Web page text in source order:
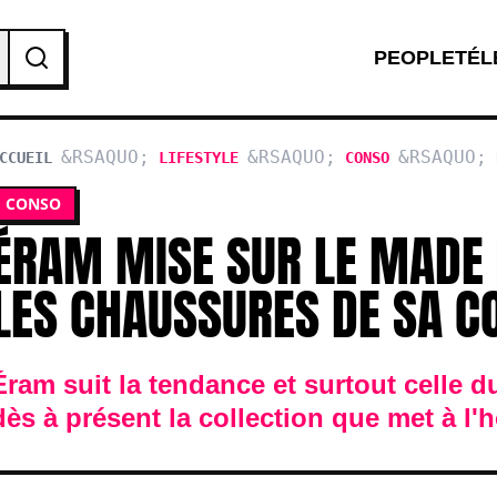
PEOPLE
LIFESTYLE CONSO
LES
CONSO
MISE SUR LE MADE
CHAUSSURES DE SA
suit la tendance et surtout celle
à présent la collection que met à